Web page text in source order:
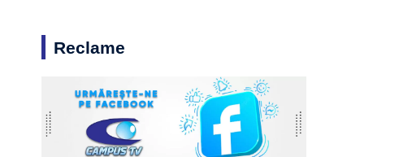
Reclame